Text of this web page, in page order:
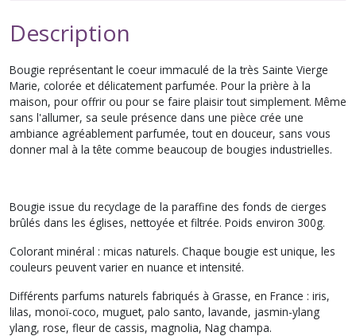
Description
Bougie représentant le coeur immaculé de la très Sainte Vierge
Marie, colorée et délicatement parfumée. Pour la prière à la
maison, pour offrir ou pour se faire plaisir tout simplement. Même
sans l'allumer, sa seule présence dans une pièce crée une
ambiance agréablement parfumée, tout en douceur, sans vous
donner mal à la tête comme beaucoup de bougies industrielles.
Bougie issue du recyclage de la paraffine des fonds de cierges
brûlés dans les églises, nettoyée et filtrée. Poids environ 300g.
Colorant minéral : micas naturels. Chaque bougie est unique, les
couleurs peuvent varier en nuance et intensité.
Différents parfums naturels fabriqués à Grasse, en France : iris,
lilas, monoï-coco, muguet, palo santo, lavande, jasmin-ylang
ylang, rose, fleur de cassis, magnolia, Nag champa.